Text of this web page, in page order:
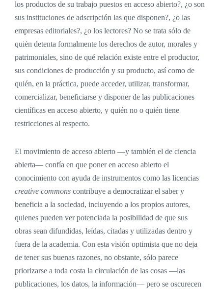
los productos de su trabajo puestos en acceso abierto?, ¿o son
sus instituciones de adscripción las que disponen?, ¿o las
empresas editoriales?, ¿o los lectores? No se trata sólo de
quién detenta formalmente los derechos de autor, morales y
patrimoniales, sino de qué relación existe entre el productor,
sus condiciones de producción y su producto, así como de
quién, en la práctica, puede acceder, utilizar, transformar,
comercializar, beneficiarse y disponer de las publicaciones
científicas en acceso abierto, y quién no o quién tiene
restricciones al respecto.
El movimiento de acceso abierto —y también el de ciencia
abierta— confía en que poner en acceso abierto el
conocimiento con ayuda de instrumentos como las licencias
creative commons contribuye a democratizar el saber y
beneficia a la sociedad, incluyendo a los propios autores,
quienes pueden ver potenciada la posibilidad de que sus
obras sean difundidas, leídas, citadas y utilizadas dentro y
fuera de la academia. Con esta visión optimista que no deja
de tener sus buenas razones, no obstante, sólo parece
priorizarse a toda costa la circulación de las cosas —las
publicaciones, los datos, la información— pero se oscurecen